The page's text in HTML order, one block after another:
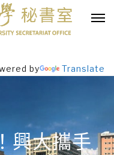
by Translate
興大攜手